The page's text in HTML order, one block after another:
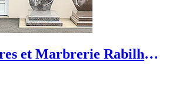
et Marbrerie Rabilhac